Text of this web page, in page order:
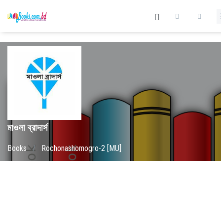
মাওলা ব্রাদার্স
Books / Rochonashomogro-2 [MU]